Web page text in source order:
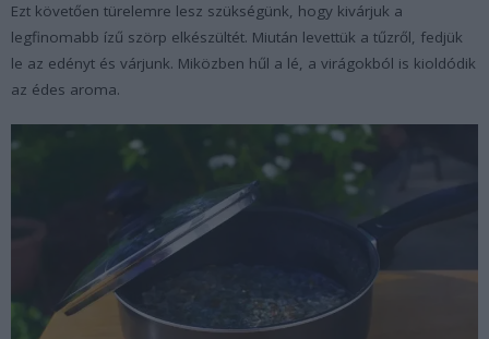
Ezt követően türelemre lesz szükségünk, hogy kivárjuk a
legfinomabb ízű szörp elkészültét. Miután levettük a tűzről, fedjük
le az edényt és várjunk. Miközben hűl a lé, a virágokból is kioldódik
az édes aroma.